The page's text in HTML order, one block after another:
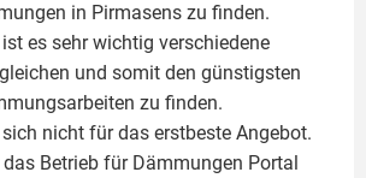
in Pirmasens zu finden.
es sehr wichtig verschiedene
und somit den günstigsten
zu finden.
nicht für das erstbeste Angebot.
Betrieb für Dämmungen Portal